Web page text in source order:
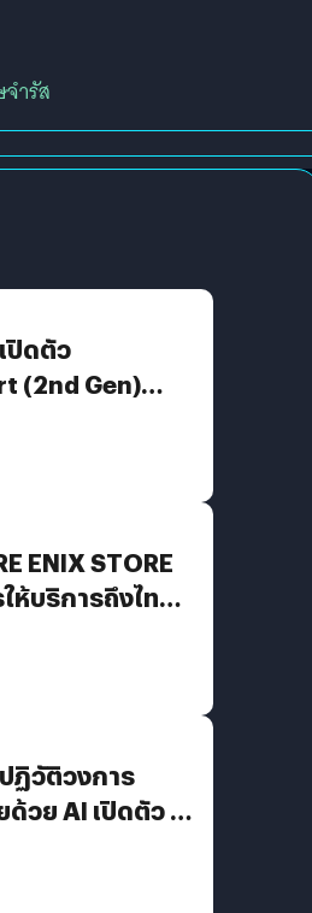
ำรัส
ปิดตัว
(2nd Gen)
ENIX STORE
ห้บริการถึงไทย
ฏิวัติวงการ
วย AI เปิดตัว 4
ในประเทศไทย